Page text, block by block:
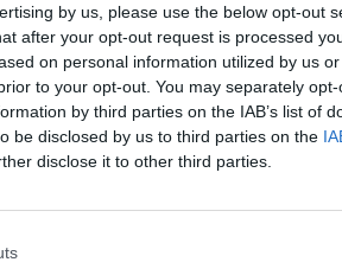
by us, please use the below opt-out
after your opt-out request is processed
on personal information utilized by us
to your opt-out. You may separately
by third parties on the IAB’s list of
be disclosed by us to third parties on the
disclose it to other third parties.